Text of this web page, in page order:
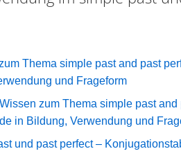
Thema simple past and past
und Frageform
zum Thema simple past and
in Bildung, Verwendung und
und past perfect –